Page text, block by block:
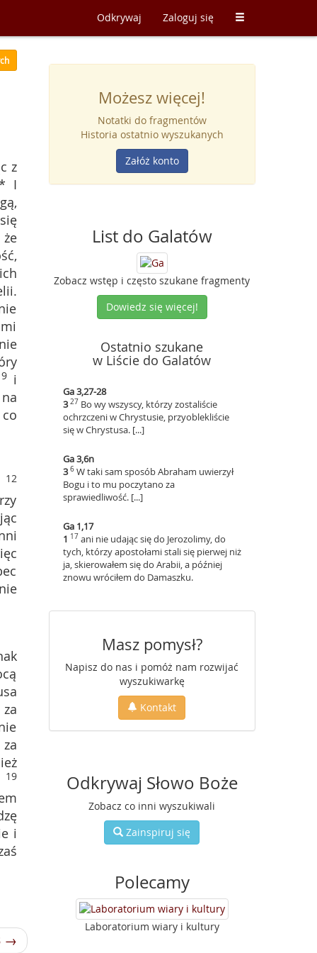
Odkrywaj Zaloguj się
z
I
9 i
12
19
i
→
Możesz więcej!
Notatki do fragmentów
Historia ostatnio wyszukanych
Załóż konto
List do Galatów
Zobacz wstęp i często szukane fragmenty
Dowiedz się więcej!
Ostatnio szukane
w Liście do Galatów
Ga 3,27-28
327 Bo wy wszyscy, którzy zostaliście
ochrzczeni w Chrystusie, przyoblekliście
się w Chrystusa. [...]
Ga 3,6n
36 W taki sam sposób Abraham uwierzył
Bogu i to mu poczytano za
sprawiedliwość. [...]
Ga 1,17
1 17 ani nie udając się do Jerozolimy, do
tych, którzy apostołami stali się pierwej niż
ja, skierowałem się do Arabii, a później
znowu wróciłem do Damaszku.
Masz pomysł?
Napisz do nas i pomóż nam rozwijać
wyszukiwarkę
Kontakt
Odkrywaj Słowo Boże
Zobacz co inni wyszukiwali
Zainspiruj się
Polecamy
Laboratorium wiary i kultury